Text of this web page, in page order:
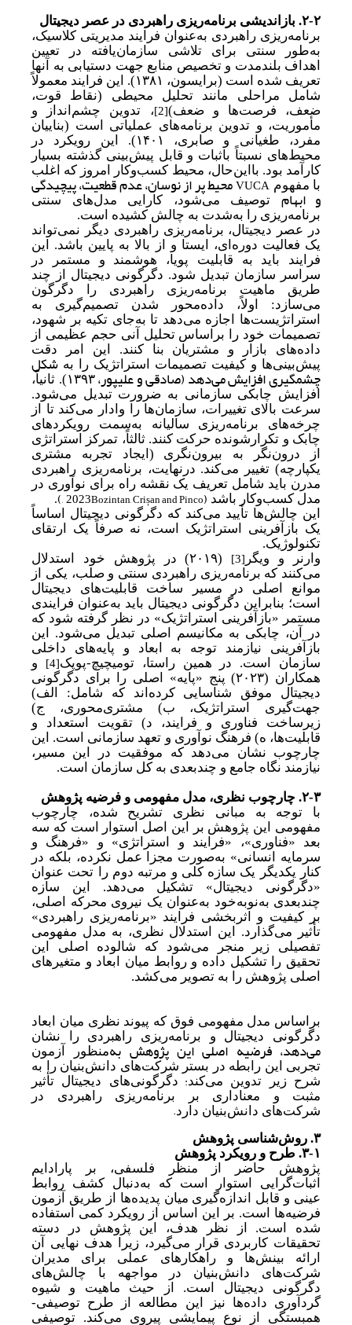
۲-۲. بازاندیشی برنامه‌ریزی راهبردی در عصر دیجیتال
برنامه‌ریزی راهبردی بهعنوان فرایند مدیریتی کلاسیک،
بهطور سنتی برای تلاشی سازمان‌یافته در تعیین
اهداف بلندمدت و تخصیص منابع جهت دستیابی به آنها
تعریف شده است (برایسون، ۱۳۸۱). این فرایند معمولاً
شامل مراحلی مانند تحلیل محیطی (نقاط قوت،
ضعف، فرصت‌ها و ضعف)[2] ، تدوین چشم‌انداز و
مأموریت، و تدوین برنامه‌های عملیاتی است (بناییان
مفرد، طغیانی و صابری،
۱۴۰۱). این رویکرد در
محیط‌های نسبتاً باثبات و قابل پیش‌بینی گذشته بسیار
کارآمد بود. با‌این‌حال، محیط کسب‌وکار امروز که اغلب
با مفهوم VUCAمحیط پر از نوسان، عدم قطعیت، پیچیدگی
و ابهام
توصیف می‌شود، کارایی مدل‌های سنتی
برنامه‌ریزی را بهشدت به چالش کشیده است.
در عصر دیجیتال، برنامه‌ریزی راهبردی دیگر نمی‌تواند
یک فعالیت دوره‌ای، ایستا و از بالا به پایین باشد. این
فرایند باید به قابلیت پویا، هوشمند و مستمر در
سراسر سازمان تبدیل شود. دگرگونی دیجیتال از چند
طریق ماهیت برنامه‌ریزی راهبردی را دگرگون
می‌سازد: اولاً، داده‌محور شدن تصمیم‌گیری به
استراتژیست‌ها اجازه می‌دهد تا بهجای تکیه بر شهود،
تصمیمات خود را براساس تحلیل آنی حجم عظیمی از
داده‌های بازار و مشتریان بنا کنند. این امر دقت
پیش‌بینی‌ها و کیفیت تصمیمات استراتژیک را به شکل
چشمگیری افزایش می‌دهد (صادقی و علیپور،۱۳۹۳). ثانیاً،
افزایش چابکی سازمانی به ضرورت تبدیل می‌شود.
سرعت بالای تغییرات، سازمان‌ها را وادار می‌کند تا از
چرخه‌های برنامه‌ریزی سالیانه بهسمت رویکردهای
چابک و تکرارشونده حرکت کنند. ثالثاً، تمرکز استراتژی
از درون‌نگر به بیرون‌نگری (ایجاد تجربه مشتری
یکپارچه) تغییر می‌کند. درنهایت، برنامه‌ریزی راهبردی
مدرن باید شامل تعریف یک نقشه راه برای نوآوری در
مدل کسب‌وکار باشد (
Bozintan, Crișan and Pinco
, 2023
)
.
این چالش‌ها تأیید می‌کند که دگرگونی دیجیتال اساساً
یک بازآفرینی استراتژیک است، نه صرفاً یک ارتقای
تکنولوژیک.
وارنر و ویگر [3]
(۲۰۱۹) در پژوهش خود استدلال
می‌کنند که برنامه‌ریزی راهبردی سنتی و صلب، یکی از
موانع اصلی در مسیر ساخت قابلیت‌های دیجیتال
است؛ بنابراین دگرگونی دیجیتال باید بهعنوان فرایندی
مستمر «بازآفرینی استراتژیک» در نظر گرفته شود که
در آن، چابکی به مکانیسم اصلی تبدیل می‌شود. این
بازآفرینی نیازمند توجه به ابعاد و پایه‌های داخلی
سازمان است. در همین راستا، تومیچیچ-پوپک[4]
و
همکاران (۲۰۲۳) پنج «پایه» اصلی را برای دگرگونی
دیجیتال موفق شناسایی کرده‌اند که شامل: الف)
جهت‌گیری استراتژیک، ب) مشتری‌محوری، ج)
زیرساخت فناوری و فرایند، د) تقویت استعداد و
قابلیت‌ها، ه) فرهنگ نوآوری و تعهد سازمانی است. این
چارچوب نشان می‌دهد که موفقیت در این مسیر،
نیازمند نگاه جامع و چندبعدی به کل سازمان است.
۲-۳. چارچوب نظری، مدل مفهومی و فرضیه پژوهش
با توجه به مبانی نظری تشریح شده، چارچوب
مفهومی این پژوهش بر این اصل استوار است که سه
بعد «فناوری»، «فرایند و استراتژی» و «فرهنگ و
سرمایه انسانی» بهصورت مجزا عمل نکرده، بلکه در
کنار یکدیگر یک سازه کلی و مرتبه دوم را تحت عنوان
«دگرگونی دیجیتال» تشکیل می‌دهد. این سازه
چندبعدی به‌نوبه‌خود بهعنوان یک نیروی محرکه اصلی،
بر کیفیت و اثربخشی فرایند «برنامه‌ریزی راهبردی»
تأثیر می‌گذارد. این استدلال نظری، به مدل مفهومی
تفصیلی زیر منجر می‌شود که شالوده اصلی این
تحقیق را تشکیل داده و روابط میان ابعاد و متغیرهای
اصلی پژوهش را به تصویر می‌کشد.
براساس مدل مفهومی فوق که پیوند نظری میان ابعاد
دگرگونی دیجیتال و برنامه‌ریزی راهبردی را نشان
می‌دهد، فرضیه اصلی این پژوهش بهمنظور آزمون
تجربی این رابطه در بستر شرکت‌های دانش‌بنیان را به
شرح زیر تدوین می‌‌‌کند: دگرگونی‌های دیجیتال تأثیر
مثبت و معناداری بر برنامه‌ریزی راهبردی در
شرکت‌های دانش‌بنیان دارد.
۳. روش‌شناسی پژوهش
۳-۱. طرح و رویکرد پژوهش
پژوهش حاضر از منظر فلسفی، بر پارادایم
اثبات‌گرایی استوار است که بهدنبال کشف روابط
عینی و قابل اندازه‌گیری میان پدیده‌ها از طریق آزمون
فرضیه‌ها است. بر این اساس از رویکرد کمی استفاده
شده است. از نظر هدف، این پژوهش در دسته
تحقیقات کاربردی قرار می‌گیرد، زیرا هدف نهایی آن
ارائه بینش‌ها و راهکارهای عملی برای مدیران
شرکت‌های دانش‌بنیان در مواجهه با چالش‌های
دگرگونی دیجیتال است. از حیث ماهیت و شیوه
گردآوری داده‌ها نیز این مطالعه از طرح توصیفی-
همبستگی از نوع پیمایشی پیروی می‌کند. توصیفی